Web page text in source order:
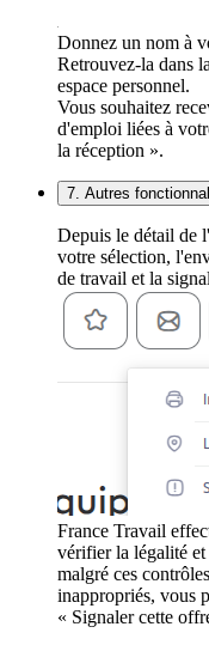
Donnez un nom à
Retrouvez-la dans
espace personnel.
Vous souhaitez
d'emploi liées à
la réception ».
7. Autres
Depuis le détail de
votre sélection,
de travail et la
France Travail
vérifier la légalité
malgré ces
inappropriés, vous
« Signaler cette